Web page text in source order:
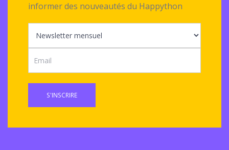
informer des nouveautés du Happython
S'INSCRIRE